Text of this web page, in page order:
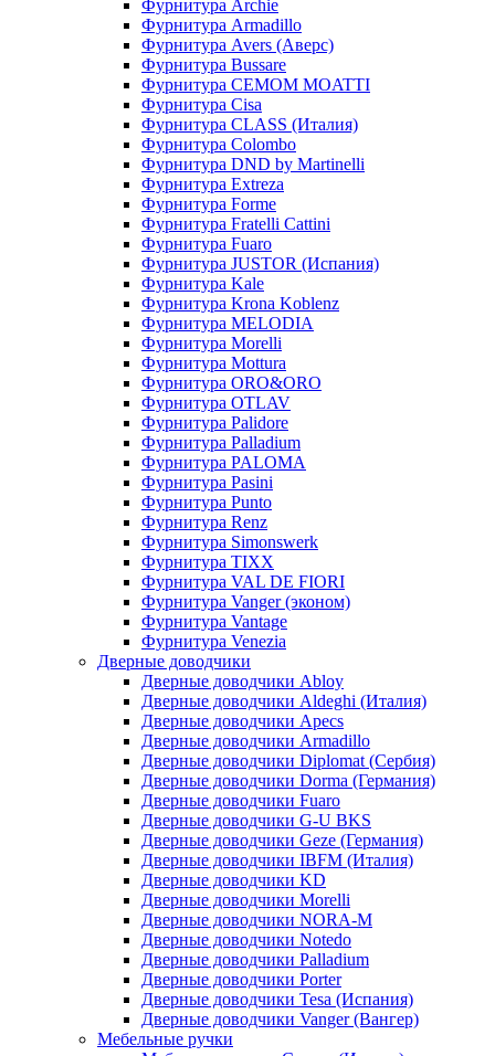
Фурнитура Archie
Фурнитура Armadillo
Фурнитура Avers (Аверс)
Фурнитура Bussare
Фурнитура CEMOM MOATTI
Фурнитура Cisa
Фурнитура CLASS (Италия)
Фурнитура Colombo
Фурнитура DND by Martinelli
Фурнитура Extreza
Фурнитура Forme
Фурнитура Fratelli Cattini
Фурнитура Fuaro
Фурнитура JUSTOR (Испания)
Фурнитура Kale
Фурнитура Krona Koblenz
Фурнитура MELODIA
Фурнитура Morelli
Фурнитура Mottura
Фурнитура ORO&ORO
Фурнитура OTLAV
Фурнитура Palidore
Фурнитура Palladium
Фурнитура PALOMA
Фурнитура Pasini
Фурнитура Punto
Фурнитура Renz
Фурнитура Simonswerk
Фурнитура TIXX
Фурнитура VAL DE FIORI
Фурнитура Vanger (эконом)
Фурнитура Vantage
Фурнитура Venezia
Дверные доводчики
Дверные доводчики Abloy
Дверные доводчики Aldeghi (Италия)
Дверные доводчики Apecs
Дверные доводчики Armadillo
Дверные доводчики Diplomat (Сербия)
Дверные доводчики Dorma (Германия)
Дверные доводчики Fuaro
Дверные доводчики G-U BKS
Дверные доводчики Geze (Германия)
Дверные доводчики IBFM (Италия)
Дверные доводчики KD
Дверные доводчики Morelli
Дверные доводчики NORA-M
Дверные доводчики Notedo
Дверные доводчики Palladium
Дверные доводчики Porter
Дверные доводчики Tesa (Испания)
Дверные доводчики Vanger (Вангер)
Мебельные ручки